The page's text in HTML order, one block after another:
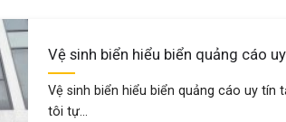
Vệ sinh biển hiểu biển quảng cáo
Vệ sinh biển hiểu biển quảng cáo uy tín
tôi tự...